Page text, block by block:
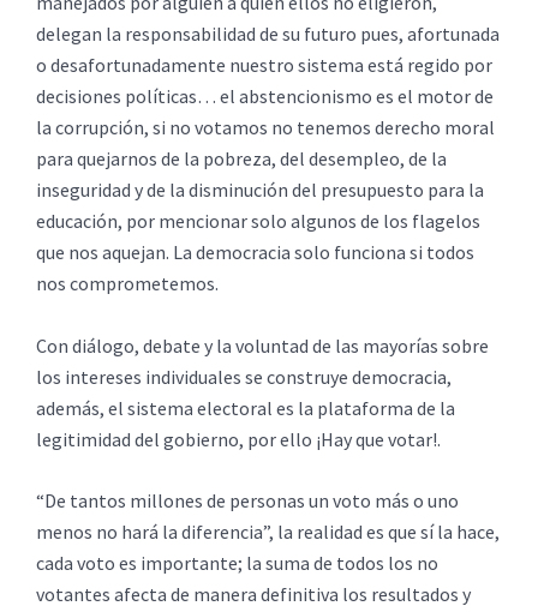
delegan la responsabilidad de su futuro pues, afortunada
o desafortunadamente nuestro sistema está regido por
decisiones políticas… el abstencionismo es el motor de
la corrupción, si no votamos no tenemos derecho moral
para quejarnos de la pobreza, del desempleo, de la
inseguridad y de la disminución del presupuesto para la
educación, por mencionar solo algunos de los flagelos
que nos aquejan. La democracia solo funciona si todos
nos comprometemos.
Con diálogo, debate y la voluntad de las mayorías sobre
los intereses individuales se construye democracia,
además, el sistema electoral es la plataforma de la
legitimidad del gobierno, por ello ¡Hay que votar!.
“De tantos millones de personas un voto más o uno
menos no hará la diferencia”, la realidad es que sí la hace,
cada voto es importante; la suma de todos los no
votantes afecta de manera definitiva los resultados y